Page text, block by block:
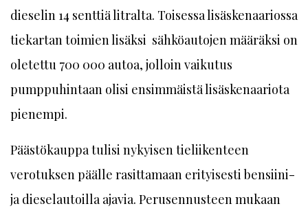
dieselin 14 senttiä litralta. Toisessa lisäskenaariossa
tiekartan toimien lisäksi sähköautojen määräksi on
oletettu 700 000 autoa, jolloin vaikutus
pumppuhintaan olisi ensimmäistä lisäskenaariota
pienempi.
Päästökauppa tulisi nykyisen tieliikenteen
verotuksen päälle rasittamaan erityisesti bensiini-
ja dieselautoilla ajavia. Perusennusteen mukaan